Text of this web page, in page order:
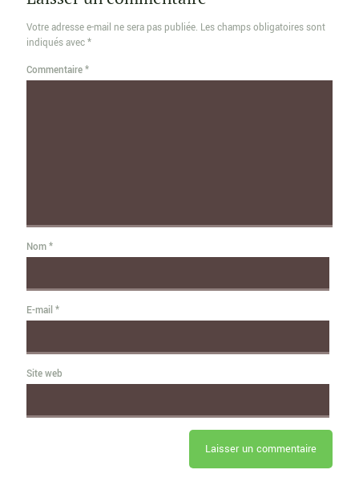
Votre adresse e-mail ne sera pas publiée. Les champs obligatoires sont
indiqués avec*
Commentaire*
Nom*
E-mail *
Site web